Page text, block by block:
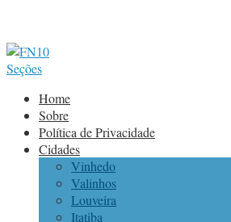
Seções
Home
Sobre
Política de Privacidade
Cidades
Vinhedo
Valinhos
Louveira
Itatiba